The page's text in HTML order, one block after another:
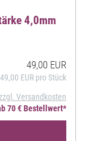
4,0mm
49,00 EUR
49,00 EUR pro Stück
Versandkosten
70 € Bestellwert*